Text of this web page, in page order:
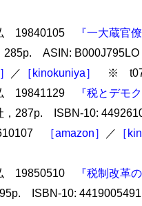
19840105 『一大蔵官
285p. ASIN:
／ ［kinokuniya］
※
19841129
『税とデモ
，287p. ISBN-10:
［amazon］ ／ ［
19850510
『税制改革
ISBN-10: